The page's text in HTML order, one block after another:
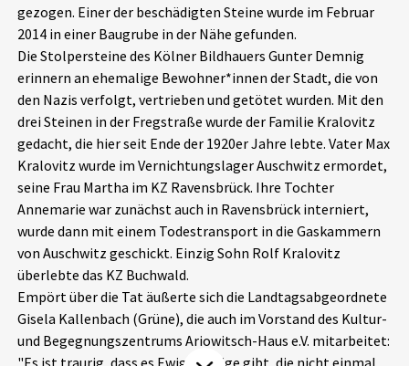
Alle Beiträge
Veranstaltungen
Pressemitteilungen
Podcasts
Über uns
Projektbeschreibung
Kontakt
Unterstützer_innen
Spenden
chronik.LE in der Presse
gezogen. Einer der beschädigten Steine wurde im Februar
2014 in einer Baugrube in der Nähe gefunden.
Die Stolpersteine des Kölner Bildhauers Gunter Demnig
erinnern an ehemalige Bewohner*innen der Stadt, die von
den Nazis verfolgt, vertrieben und getötet wurden. Mit den
drei Steinen in der Fregstraße wurde der Familie Kralovitz
gedacht, die hier seit Ende der 1920er Jahre lebte. Vater Max
Kralovitz wurde im Vernichtungslager Auschwitz ermordet,
seine Frau Martha im KZ Ravensbrück. Ihre Tochter
Annemarie war zunächst auch in Ravensbrück interniert,
wurde dann mit einem Todestransport in die Gaskammern
von Auschwitz geschickt. Einzig Sohn Rolf Kralovitz
überlebte das KZ Buchwald.
Empört über die Tat äußerte sich die Landtagsabgeordnete
Gisela Kallenbach (Grüne), die auch im Vorstand des Kultur-
und Begegnungszentrums Ariowitsch-Haus e.V. mitarbeitet:
"Es ist traurig, dass es Ewiggestrige gibt, die nicht einmal